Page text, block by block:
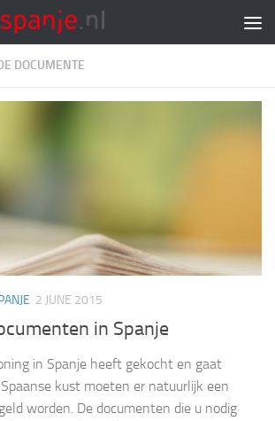
DOCUMENTE
2 JUNE 2015
in Spanje
in Spanje heeft gekocht en gaat
kust moeten er natuurlijk een
worden. De documenten die u nodig